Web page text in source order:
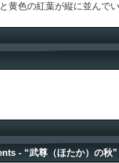
黄色の紅葉が縦に並んで
- “武尊（ほたか）の秋”